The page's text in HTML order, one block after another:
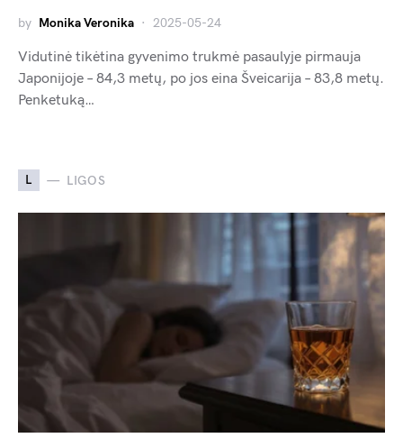
by Monika Veronika 2025-05-24
Vidutinė tikėtina gyvenimo trukmė pasaulyje pirmauja
Japonijoje – 84,3 metų, po jos eina Šveicarija – 83,8 metų.
Penketuką…
L LIGOS